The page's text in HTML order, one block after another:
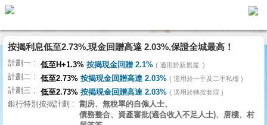
代
理
主
頁
搵
樓/
按揭利息低至2.73%,現金回贈高達 2.03%,保證全城最高！
計劃一 低至H+1.3% 按揭現金回贈 2.1% 適用於新居屋
計劃二 低至2.73% 按揭現金回贈高達 2.03% 適用於一手及二手私樓
計劃三 低至2.73% 按揭現金回贈高達 2.03% 適用於轉按套現
銀行特別按揭計劃
劏房、無稅單的自僱人士、
債務整合、資產審批(適合收入不足人士)、唐樓、村